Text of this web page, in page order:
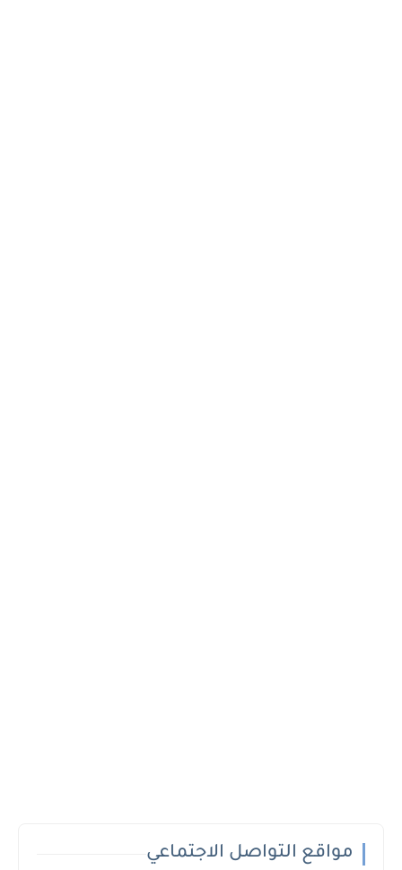
مواقع التواصل الاجتماعي